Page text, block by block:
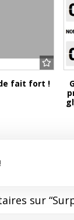
fait fort !
sur “